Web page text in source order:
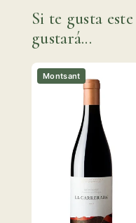
Si te gusta
gustará...
Montsant